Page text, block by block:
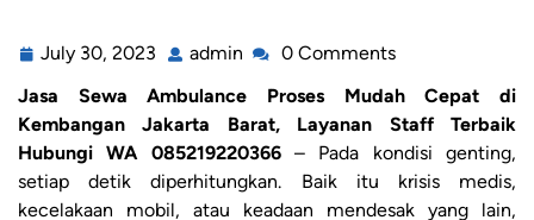
July 30, 2023 admin
0 Comments
Jasa Sewa Ambulance Proses Mudah Cepat di
Kembangan Jakarta Barat, Layanan Staff Terbaik
Hubungi WA 085219220366– Pada kondisi genting,
setiap detik diperhitungkan. Baik itu krisis medis,
kecelakaan mobil, atau keadaan mendesak yang lain,